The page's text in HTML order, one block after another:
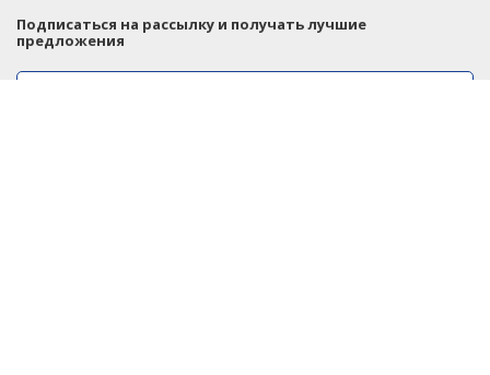
Подписаться на рассылку и получать лучшие
предложения